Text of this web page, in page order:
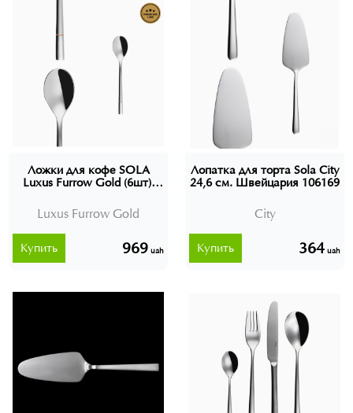
Ложки для кофе SOLA
Luxus Furrow Gold (6шт),
Luxus Furrow Gold
969 uah
Купить
Лопатка для торта Sola City
24,6 см. Швейцария 106169
City
364 uah
Купить